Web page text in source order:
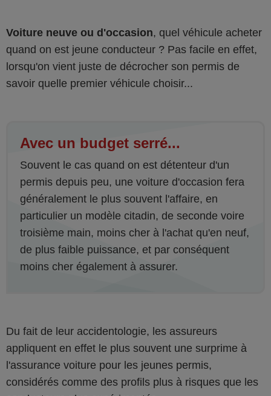
Voiture neuve ou d'occasion, quel véhicule acheter
quand on est jeune conducteur ? Pas facile en effet,
lorsqu'on vient juste de décrocher son permis de
savoir quelle premier véhicule choisir...
Avec un budget serré...
Souvent le cas quand on est détenteur d'un
permis depuis peu, une voiture d'occasion fera
généralement le plus souvent l'affaire, en
particulier un modèle citadin, de seconde voire
troisième main, moins cher à l'achat qu'en neuf,
de plus faible puissance, et par conséquent
moins cher également à assurer.
Du fait de leur accidentologie, les assureurs
appliquent en effet le plus souvent une surprime à
l'assurance voiture pour les jeunes permis,
considérés comme des profils plus à risques que les